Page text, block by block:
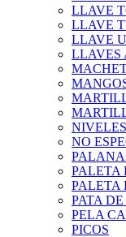
LLAVE
LLAVE
LLAVE
LLAVES
NIVELES
NO
PALETA
PALETA
PATA
PELA
PICOS